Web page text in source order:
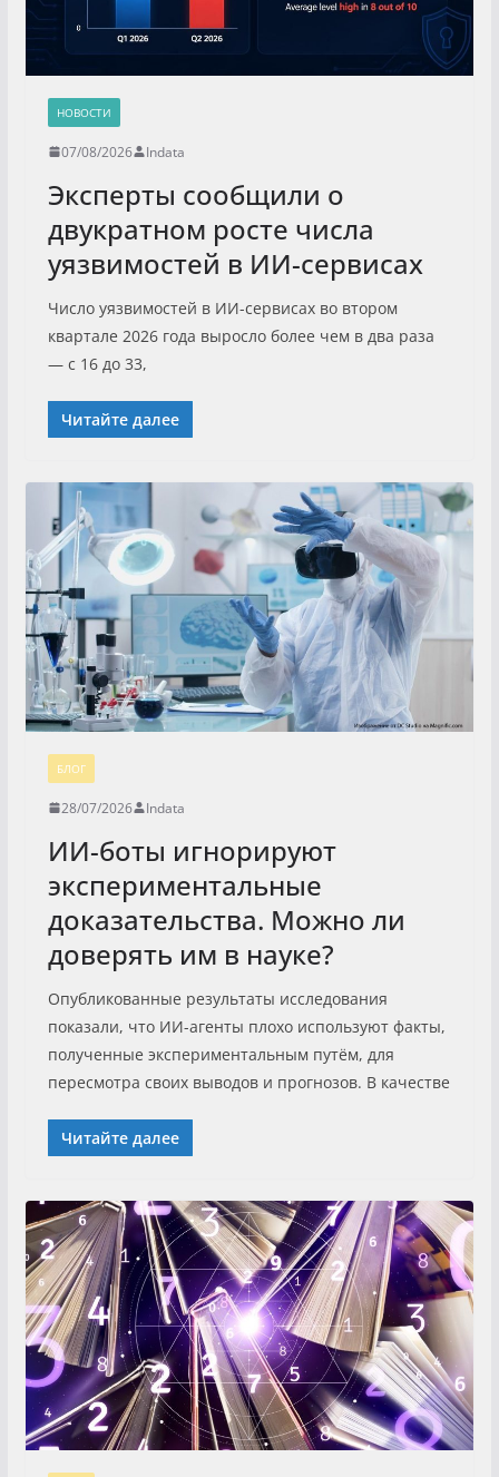
НОВОСТИ
07/08/2026 Indata
Эксперты сообщили о
двукратном росте числа
уязвимостей в ИИ-сервисах
Число уязвимостей в ИИ-сервисах во втором
квартале 2026 года выросло более чем в два раза
— с 16 до 33,
Читайте далее
БЛОГ
28/07/2026 Indata
ИИ-боты игнорируют
экспериментальные
доказательства. Можно ли
доверять им в науке?
Опубликованные результаты исследования
показали, что ИИ-агенты плохо используют факты,
полученные экспериментальным путём, для
пересмотра своих выводов и прогнозов. В качестве
Читайте далее